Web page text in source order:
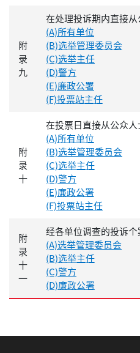
附
录
九
在处理投诉期内直接
(A)所有单位
(B)选举管理委员会
(C)选举主任
(D)警方
(E)廉政公署
(F)投票站主任
附
录
十
在投票日直接从公众
(A)所有单位
(B)选举管理委员会
(C)选举主任
(D)警方
(E)廉政公署
(F)投票站主任
附
录
十
一
经各单位调查的投诉个
(A)选举管理委员会
(B)选举主任
(C)警方
(D)廉政公署